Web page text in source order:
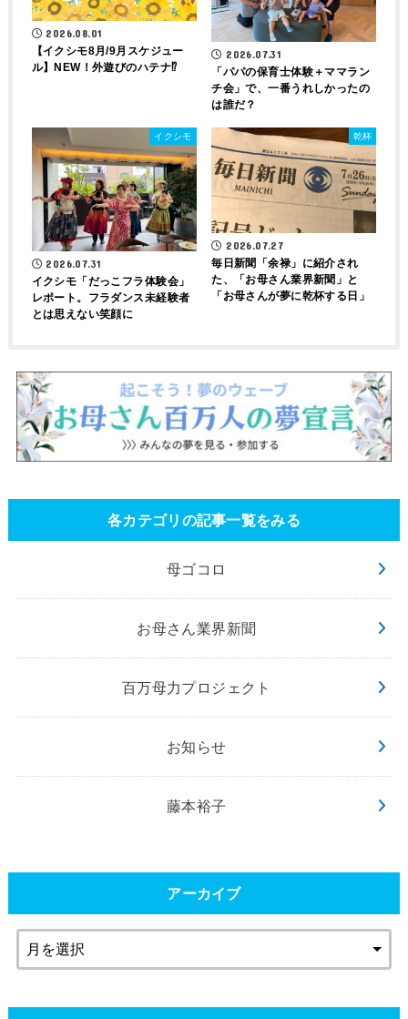
2026.08.01
【イクシモ8月/9月スケジュー
ル】NEW！外遊びのハテナ⁉
2026.07.31
「パパの保育士体験＋ママラン
チ会」で、一番うれしかったの
は誰だ？
イクシモ
2026.07.31
イクシモ「だっこフラ体験会」
レポート。フラダンス未経験者
とは思えない笑顔に
乾杯
2026.07.27
毎日新聞「余禄」に紹介され
た、「お母さん業界新聞」と
「お母さんが夢に乾杯する日」
各カテゴリの記事一覧をみる
母ゴコロ
お母さん業界新聞
百万母力プロジェクト
お知らせ
藤本裕子
アーカイブ